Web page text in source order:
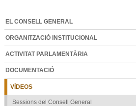
EL CONSELL GENERAL
ORGANITZACIÓ INSTITUCIONAL
ACTIVITAT PARLAMENTÀRIA
DOCUMENTACIÓ
VÍDEOS
Sessions del Consell General